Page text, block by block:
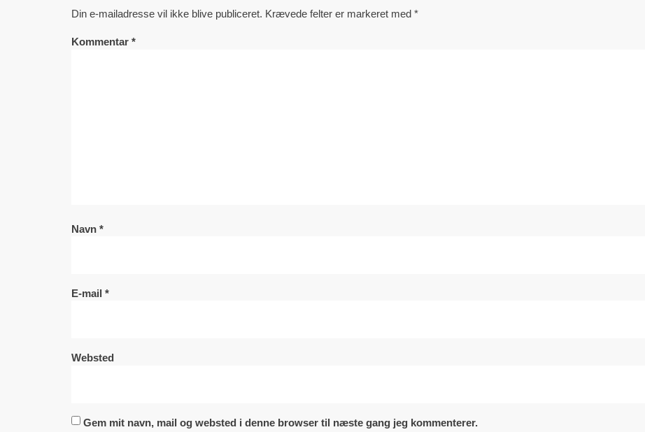
Din e-mailadresse vil ikke blive publiceret. Krævede felter er markeret med *
Kommentar *
Navn *
E-mail *
Websted
Gem mit navn, mail og websted i denne browser til næste gang jeg kommenterer.